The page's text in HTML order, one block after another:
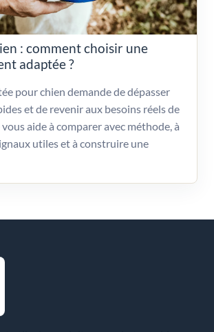
: comment choisir une
adaptée ?
pour chien demande de dépasser
et de revenir aux besoins réels de
vous aide à comparer avec méthode, à
utiles et à construire une